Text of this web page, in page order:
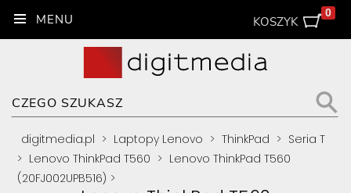
KOSZYK
0
digitmedia.pl > Laptopy Lenovo > ThinkPad > Seria T
> Lenovo ThinkPad T560 > Lenovo ThinkPad T560
(20FJ002UPB516) >